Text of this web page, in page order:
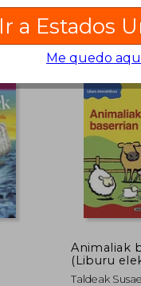
Animaliak
(Liburu
bilduma)
Taldeak
Ir a Estados
Me quedo